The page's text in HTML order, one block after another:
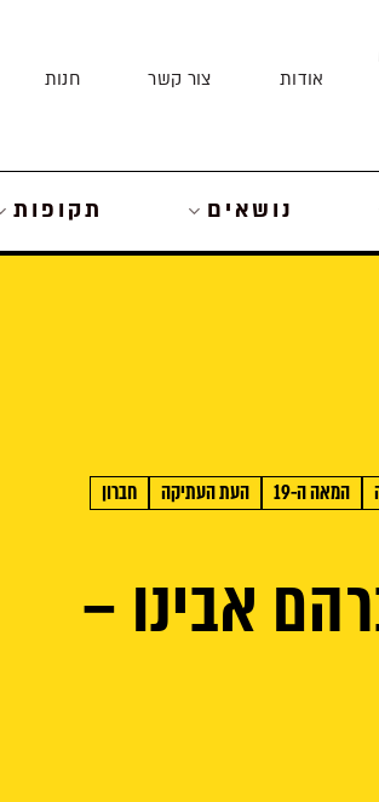
אודות צור קשר חנות
נושאים תקופות
המאה ה-19 העת העתיקה
חברון
אבינו –